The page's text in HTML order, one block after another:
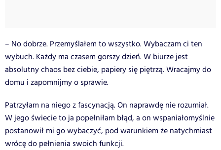
– No dobrze. Przemyślałem to wszystko. Wybaczam ci ten
wybuch. Każdy ma czasem gorszy dzień. W biurze jest
absolutny chaos bez ciebie, papiery się piętrzą. Wracajmy do
domu i zapomnijmy o sprawie.
Patrzyłam na niego z fascynacją. On naprawdę nie rozumiał.
W jego świecie to ja popełniłam błąd, a on wspaniałomyślnie
postanowił mi go wybaczyć, pod warunkiem że natychmiast
wrócę do pełnienia swoich funkcji.